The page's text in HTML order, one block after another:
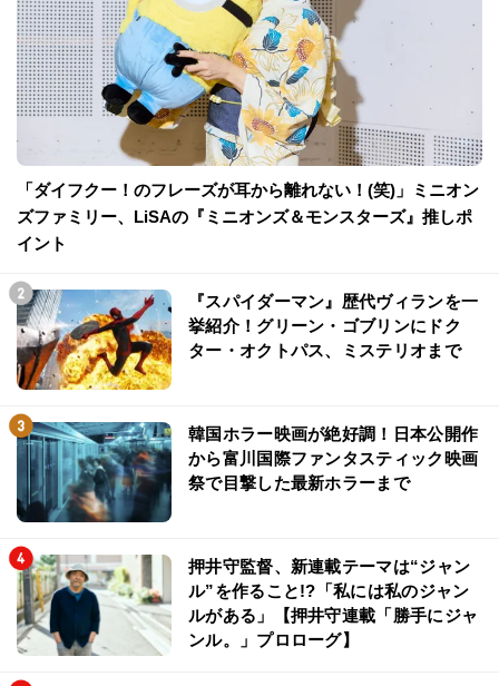
「ダイフクー！のフレーズが耳から離れない！(笑)」ミニオン
ズファミリー、LiSAの『ミニオンズ＆モンスターズ』推しポ
イント
『スパイダーマン』歴代ヴィランを一
挙紹介！グリーン・ゴブリンにドク
ター・オクトパス、ミステリオまで
韓国ホラー映画が絶好調！日本公開作
から富川国際ファンタスティック映画
祭で目撃した最新ホラーまで
押井守監督、新連載テーマは“ジャン
ル”を作ること!?「私には私のジャン
ルがある」【押井守連載「勝手にジャ
ンル。」プロローグ】